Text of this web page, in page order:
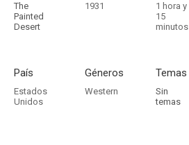
The
Painted
Desert
1931
1 hora y
15
minutos
País
Estados
Unidos
Géneros
Western
Temas
Sin
temas